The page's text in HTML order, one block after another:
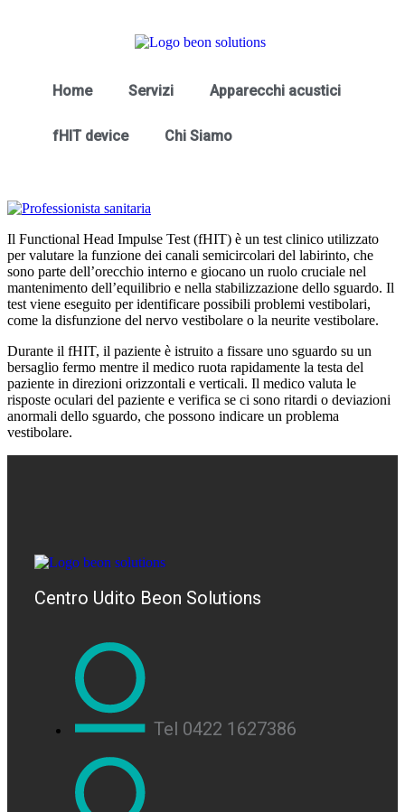
Home Servizi Apparecchi acustici
fHIT device Chi Siamo
Il Functional Head Impulse Test (fHIT) è un test clinico utilizzato
per valutare la funzione dei canali semicircolari del labirinto, che
sono parte dell’orecchio interno e giocano un ruolo cruciale nel
mantenimento dell’equilibrio e nella stabilizzazione dello sguardo. Il
test viene eseguito per identificare possibili problemi vestibolari,
come la disfunzione del nervo vestibolare o la neurite vestibolare.
Durante il fHIT, il paziente è istruito a fissare uno sguardo su un
bersaglio fermo mentre il medico ruota rapidamente la testa del
paziente in direzioni orizzontali e verticali. Il medico valuta le
risposte oculari del paziente e verifica se ci sono ritardi o deviazioni
anormali dello sguardo, che possono indicare un problema
vestibolare.
Centro Udito Beon Solutions
Tel 0422 1627386